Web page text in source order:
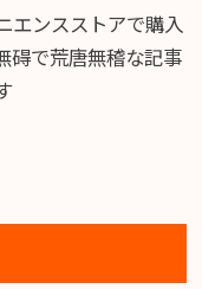
エンスストアで購入
碍で荒唐無稽な記事